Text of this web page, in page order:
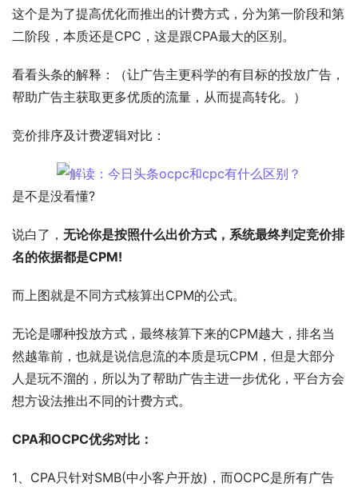
这个是为了提高优化而推出的计费方式，分为第一阶段和第
二阶段，本质还是CPC，这是跟CPA最大的区别。
看看头条的解释：（让广告主更科学的有目标的投放广告，
帮助广告主获取更多优质的流量，从而提高转化。）
竞价排序及计费逻辑对比：
是不是没看懂?
说白了， 无论你是按照什么出价方式，系统最终判定竞价排
名的依据都是CPM!
而上图就是不同方式核算出CPM的公式。
无论是哪种投放方式，最终核算下来的CPM越大，排名当
然越靠前，也就是说信息流的本质是玩CPM，但是大部分
人是玩不溜的，所以为了帮助广告主进一步优化，平台方会
想方设法推出不同的计费方式。
CPA和OCPC优劣对比：
1、CPA只针对SMB(中小客户开放)，而OCPC是所有广告